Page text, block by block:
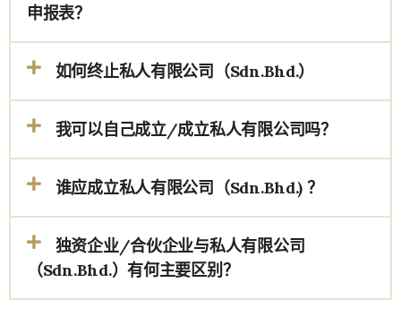
申报表？
如何终止私人有限公司（Sdn.Bhd.）
我可以自己成立/成立私人有限公司吗？
谁应成立私人有限公司（Sdn.Bhd.) ？
独资企业/合伙企业与私人有限公司
（Sdn.Bhd.）有何主要区别？